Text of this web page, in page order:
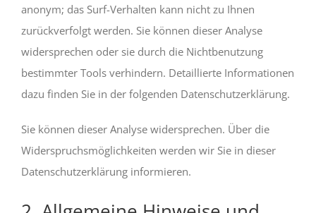
anonym; das Surf-Verhalten kann nicht zu Ihnen
zurückverfolgt werden. Sie können dieser Analyse
widersprechen oder sie durch die Nichtbenutzung
bestimmter Tools verhindern. Detaillierte Informationen
dazu finden Sie in der folgenden Datenschutzerklärung.
Sie können dieser Analyse widersprechen. Über die
Widerspruchsmöglichkeiten werden wir Sie in dieser
Datenschutzerklärung informieren.